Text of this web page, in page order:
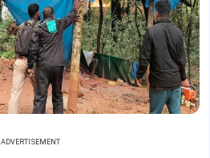
ADVERTISEMENT